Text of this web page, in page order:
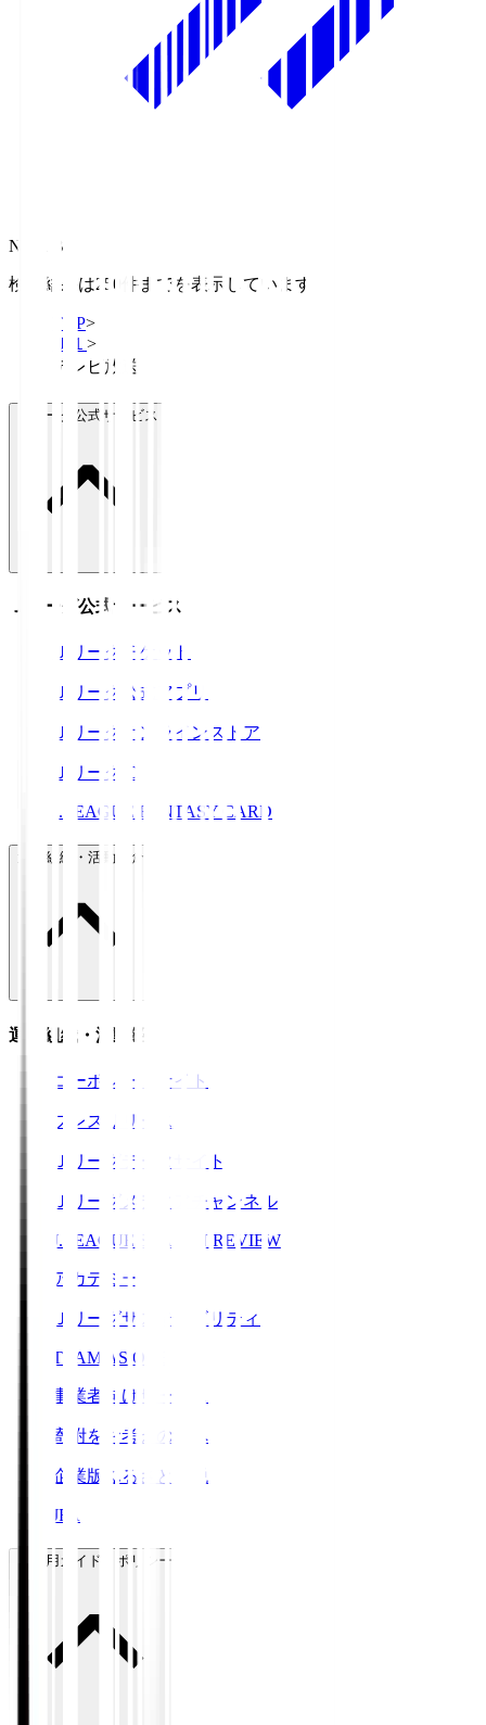
NHK BS
検索結果は250件までを表示しています
TOP>
Ｊ１ >
テレビ放送
Ｊリーグ公式サービス
Ｊリーグ公式サービス
Ｊリーグチケット
Ｊリーグ公式アプリ
Ｊリーグオンラインストア
ＪリーグID
J.LEAGUE FANTASY CARD
運営組織・活動紹介
運営組織・活動紹介
コーポレートサイト
プレスリリース
Ｊリーグデータサイト
Ｊリーグメディアチャンネル
J.LEAGUE SEASON REVIEW
アカデミー
Ｊリーグサステナビリティ
TEAM AS ONE
事業者向けサービス
寄附をお考えの方へ
企業版ふるさと納税
JFA
ご利用ガイド・ポリシー